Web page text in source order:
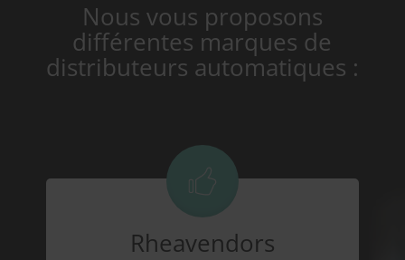
Nous vous proposons
différentes marques de
distributeurs automatiques :
Rheavendors